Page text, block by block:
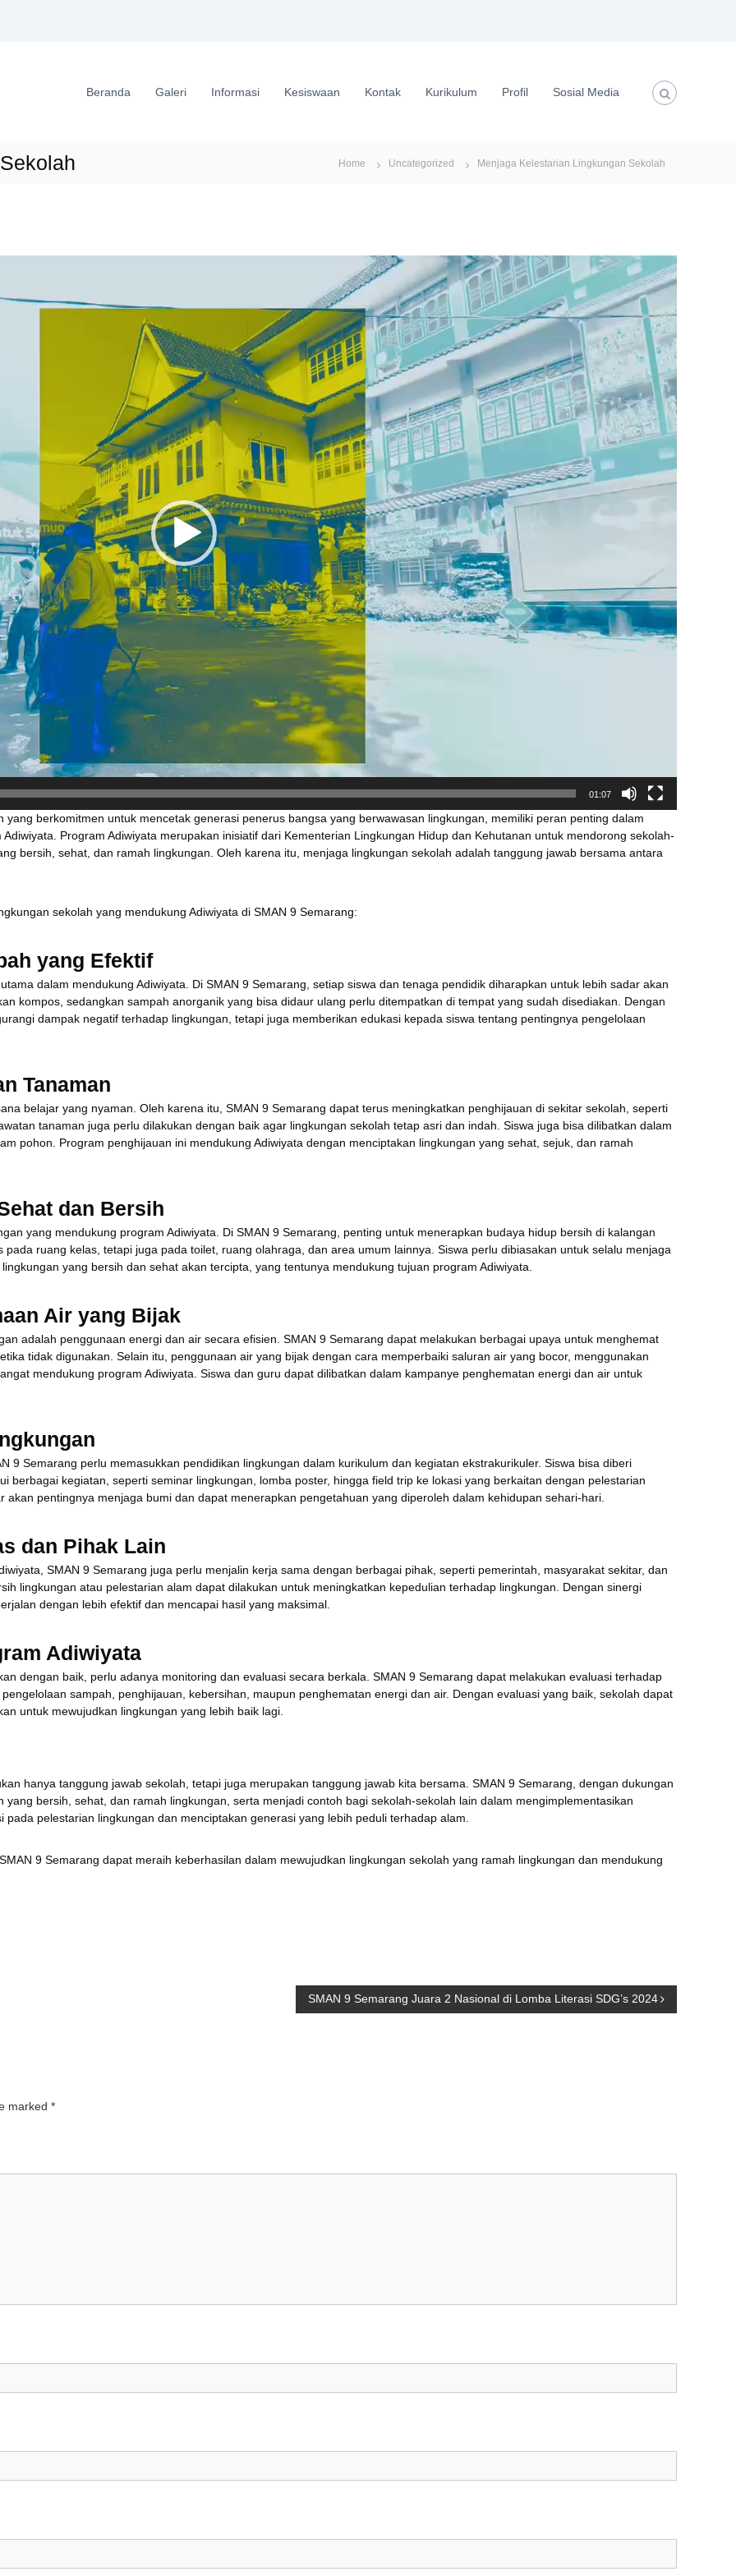
Beranda Galeri Informasi Kesiswaan Kontak Kurikulum Profil Sosial Media
Home Uncategorized Menjaga Kelestarian Lingkungan Sekolah
01:07
berkomitmen untuk mencetak generasi penerus bangsa yang berwawasan lingkungan, memiliki peran penting dalam
Program Adiwiyata merupakan inisiatif dari Kementerian Lingkungan Hidup dan Kehutanan untuk mendorong sekolah-
bersih, sehat, dan ramah lingkungan. Oleh karena itu, menjaga lingkungan sekolah adalah tanggung jawab bersama antara
sekolah yang mendukung Adiwiyata di SMAN 9 Semarang:
yang Efektif
dalam mendukung Adiwiyata. Di SMAN 9 Semarang, setiap siswa dan tenaga pendidik diharapkan untuk lebih sadar akan
kompos, sedangkan sampah anorganik yang bisa didaur ulang perlu ditempatkan di tempat yang sudah disediakan. Dengan
dampak negatif terhadap lingkungan, tetapi juga memberikan edukasi kepada siswa tentang pentingnya pengelolaan
Tanaman
belajar yang nyaman. Oleh karena itu, SMAN 9 Semarang dapat terus meningkatkan penghijauan di sekitar sekolah, seperti
tanaman juga perlu dilakukan dengan baik agar lingkungan sekolah tetap asri dan indah. Siswa juga bisa dilibatkan dalam
pohon. Program penghijauan ini mendukung Adiwiyata dengan menciptakan lingkungan yang sehat, sejuk, dan ramah
dan Bersih
yang mendukung program Adiwiyata. Di SMAN 9 Semarang, penting untuk menerapkan budaya hidup bersih di kalangan
ruang kelas, tetapi juga pada toilet, ruang olahraga, dan area umum lainnya. Siswa perlu dibiasakan untuk selalu menjaga
yang bersih dan sehat akan tercipta, yang tentunya mendukung tujuan program Adiwiyata.
Air yang Bijak
adalah penggunaan energi dan air secara efisien. SMAN 9 Semarang dapat melakukan berbagai upaya untuk menghemat
tidak digunakan. Selain itu, penggunaan air yang bijak dengan cara memperbaiki saluran air yang bocor, menggunakan
mendukung program Adiwiyata. Siswa dan guru dapat dilibatkan dalam kampanye penghematan energi dan air untuk
9 Semarang perlu memasukkan pendidikan lingkungan dalam kurikulum dan kegiatan ekstrakurikuler. Siswa bisa diberi
berbagai kegiatan, seperti seminar lingkungan, lomba poster, hingga field trip ke lokasi yang berkaitan dengan pelestarian
pentingnya menjaga bumi dan dapat menerapkan pengetahuan yang diperoleh dalam kehidupan sehari-hari.
dan Pihak Lain
SMAN 9 Semarang juga perlu menjalin kerja sama dengan berbagai pihak, seperti pemerintah, masyarakat sekitar, dan
lingkungan atau pelestarian alam dapat dilakukan untuk meningkatkan kepedulian terhadap lingkungan. Dengan sinergi
dengan lebih efektif dan mencapai hasil yang maksimal.
Adiwiyata
dengan baik, perlu adanya monitoring dan evaluasi secara berkala. SMAN 9 Semarang dapat melakukan evaluasi terhadap
sampah, penghijauan, kebersihan, maupun penghematan energi dan air. Dengan evaluasi yang baik, sekolah dapat
untuk mewujudkan lingkungan yang lebih baik lagi.
hanya tanggung jawab sekolah, tetapi juga merupakan tanggung jawab kita bersama. SMAN 9 Semarang, dengan dukungan
bersih, sehat, dan ramah lingkungan, serta menjadi contoh bagi sekolah-sekolah lain dalam mengimplementasikan
pelestarian lingkungan dan menciptakan generasi yang lebih peduli terhadap alam.
9 Semarang dapat meraih keberhasilan dalam mewujudkan lingkungan sekolah yang ramah lingkungan dan mendukung
SMAN 9 Semarang Juara 2 Nasional di Lomba Literasi SDG’s 2024
marked *